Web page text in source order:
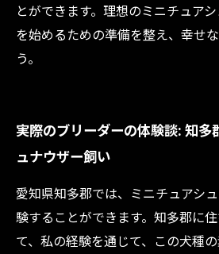
とができます。理想のミニチュア
を始めるための準備を整え、幸せ
う。
実際のブリーダーの体験談: 知多
ュナウザー飼い
愛知県知多郡では、ミニチュアシ
験することができます。知多郡に
て、私の経験を通じて、この犬種